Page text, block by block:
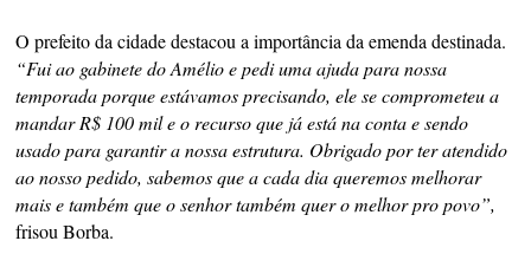
O prefeito da cidade destacou a importância da emenda destinada.
“Fui ao gabinete do Amélio e pedi uma ajuda para nossa
temporada porque estávamos precisando, ele se comprometeu a
mandar R$ 100 mil e o recurso que já está na conta e sendo
usado para garantir a nossa estrutura. Obrigado por ter atendido
ao nosso pedido, sabemos que a cada dia queremos melhorar
mais e também que o senhor também quer o melhor pro povo”,
frisou Borba.